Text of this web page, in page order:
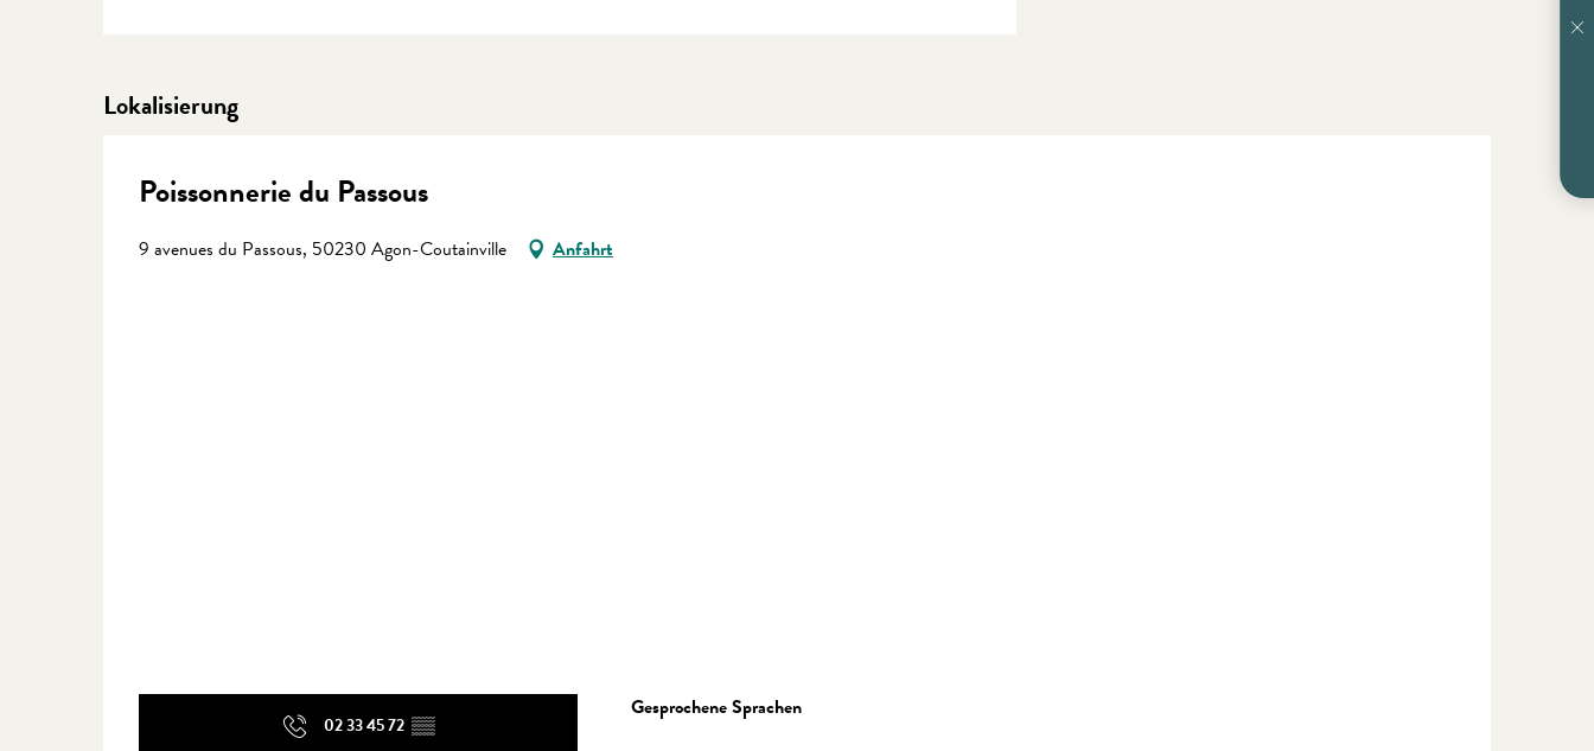
Lokalisierung
Poissonnerie du Passous
9 avenues du Passous, 50230 Agon-Coutainville Anfahrt
02 33 45 72 ▒▒
Gesprochene Sprachen
Gesprochene Sprachen